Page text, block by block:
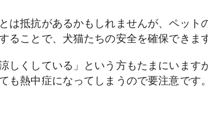
は抵抗があるかもしれませんが、ペット
ことで、犬猫たちの安全を確保できます
しくしている」という方もたまにいま
熱中症になってしまうので要注意です。